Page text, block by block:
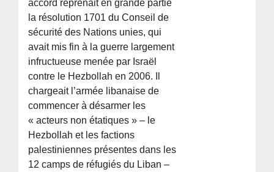
accord reprenait en grande partie
la résolution 1701 du Conseil de
sécurité des Nations unies, qui
avait mis fin à la guerre largement
infructueuse menée par Israël
contre le Hezbollah en 2006. Il
chargeait l’armée libanaise de
commencer à désarmer les
« acteurs non étatiques » – le
Hezbollah et les factions
palestiniennes présentes dans les
12 camps de réfugiés du Liban –